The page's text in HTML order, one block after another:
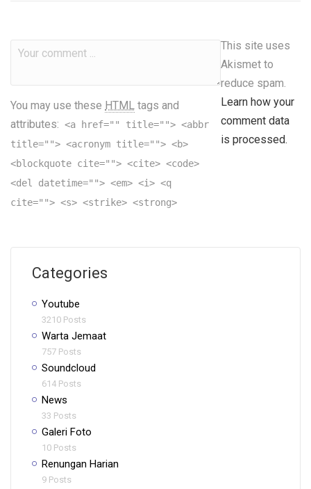
You may use these HTML tags and
attributes: <a href="" title=""> <abbr
title=""> <acronym title=""> <b>
<blockquote cite=""> <cite> <code>
<del datetime=""> <em> <i> <q
cite=""> <s> <strike> <strong>
This site uses
Akismet to
reduce spam.
Learn how your
comment data
is processed.
Categories
Youtube
3210 Posts
Warta Jemaat
757 Posts
Soundcloud
614 Posts
News
33 Posts
Galeri Foto
10 Posts
Renungan Harian
9 Posts